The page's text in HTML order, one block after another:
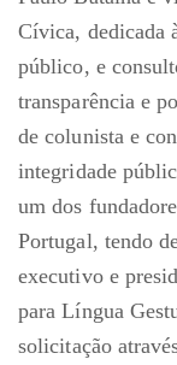
Cívica, dedicada
público, e
transparência e
de colunista e
integridade
um dos
Portugal, tendo
executivo e
para Língua
solicitação